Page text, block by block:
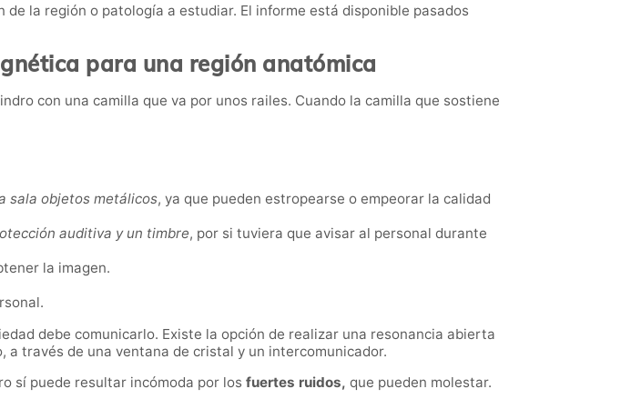
de la región o patología a estudiar. El informe está disponible pasados
para una región anatómica
con una camilla que va por unos railes. Cuando la camilla que sostiene
sala objetos metálicos, ya que pueden estropearse o empeorar la calidad
auditiva y un timbre, por si tuviera que avisar al personal durante
la imagen.
debe comunicarlo. Existe la opción de realizar una resonancia abierta
través de una ventana de cristal y un intercomunicador.
sí puede resultar incómoda por los fuertes ruidos, que pueden molestar.